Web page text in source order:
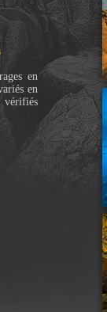
en
en
vérifiés